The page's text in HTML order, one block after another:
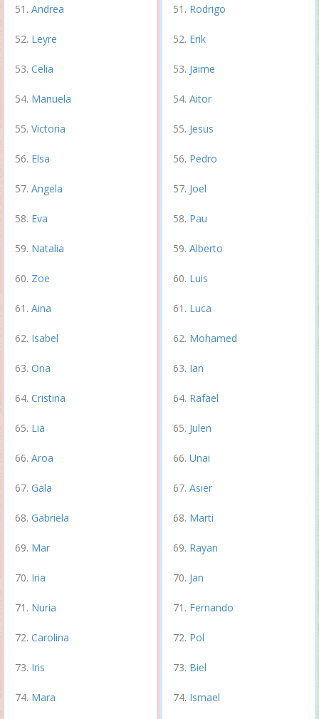
Andrea
Leyre
Celia
Manuela
Victoria
Elsa
Angela
Eva
Natalia
Zoe
Aina
Isabel
Ona
Cristina
Lia
Aroa
Gala
Gabriela
Mar
Iria
Nuria
Carolina
Iris
Mara
Rodrigo
Erik
Jaime
Aitor
Jesus
Pedro
Joel
Pau
Alberto
Luis
Luca
Mohamed
Ian
Rafael
Julen
Unai
Asier
Marti
Rayan
Jan
Fernando
Pol
Biel
Ismael